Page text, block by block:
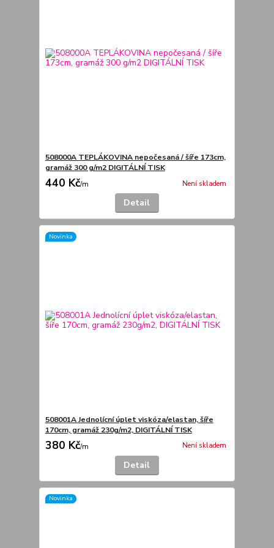
508000A TEPLÁKOVINA nepočesaná / šíře 173cm,
gramáž 300 g/m2 DIGITÁLNÍ TISK
440 Kč/m Není skladem
Detail
Novinka
508001A Jednolícní úplet viskóza/elastan, šíře
170cm, gramáž 230g/m2, DIGITÁLNÍ TISK
380 Kč/m Není skladem
Detail
Novinka